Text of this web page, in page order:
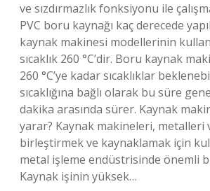
ve sızdırmazlık fonksiyonu ile
PVC boru kaynağı kaç derecede
kaynak makinesi modellerinin
sıcaklık 260 °C’dir. Boru kaynak
260 °C’ye kadar sıcaklıklar
sıcaklığına bağlı olarak bu süre
dakika arasında sürer. Kaynak
yarar? Kaynak makineleri, metalleri
birleştirmek ve kaynaklamak için
metal işleme endüstrisinde önemli
Kaynak işinin yüksek…